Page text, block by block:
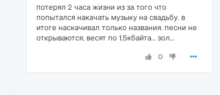
потерял 2 часа жизни из за того что
попытался накачать музыку на свадьбу. в
итоге наскачивал только названия. песни не
открываются, весят по 1,5кбайта... зол...
0